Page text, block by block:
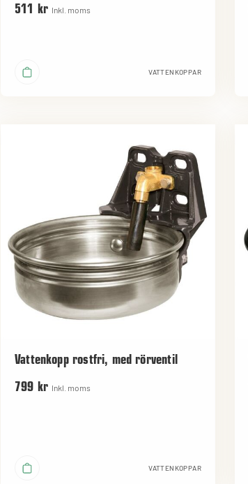
511 kr Inkl. moms
VATTENKOPPAR
Vattenkopp rostfri, med rörventil
799 kr Inkl. moms
VATTENKOPPAR